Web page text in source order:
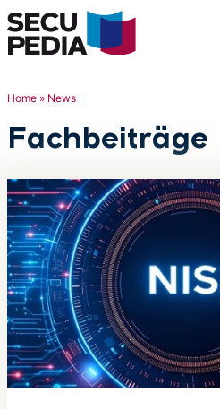
Suchen
Home » News
Fachbeiträge